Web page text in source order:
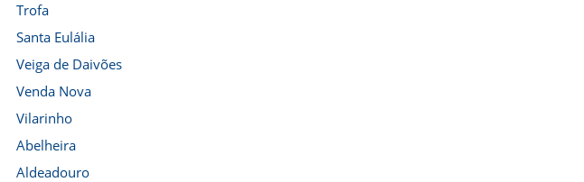
Trofa
Santa Eulália
Veiga de Daivões
Venda Nova
Vilarinho
Abelheira
Aldeadouro